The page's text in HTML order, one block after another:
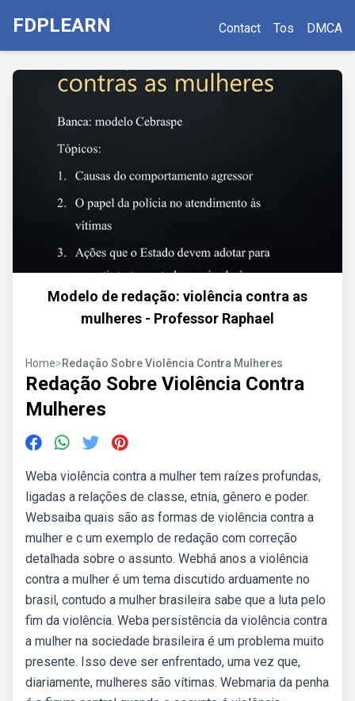
FDPLEARN Contact Tos DMCA
Modelo de redação: violência contra as
mulheres - Professor Raphael
Home>Redação Sobre Violência Contra Mulheres
Redação Sobre Violência Contra
Mulheres
Weba violência contra a mulher tem raízes profundas,
ligadas a relações de classe, etnia, gênero e poder.
Websaiba quais são as formas de violência contra a
mulher e c um exemplo de redação com correção
detalhada sobre o assunto. Webhá anos a violência
contra a mulher é um tema discutido arduamente no
brasil, contudo a mulher brasileira sabe que a luta pelo
fim da violência. Weba persistência da violência contra
a mulher na sociedade brasileira é um problema muito
presente. Isso deve ser enfrentado, uma vez que,
diariamente, mulheres são vítimas. Webmaria da penha